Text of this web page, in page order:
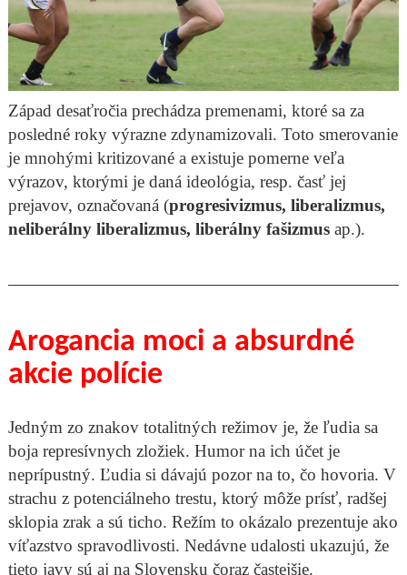
Západ desaťročia prechádza premenami, ktoré sa za
posledné roky výrazne zdynamizovali. Toto smerovanie
je mnohými kritizované a existuje pomerne veľa
výrazov, ktorými je daná ideológia, resp. časť jej
prejavov, označovaná (progresivizmus, liberalizmus,
neliberálny liberalizmus, liberálny fašizmusap.).
Arogancia moci a absurdné
akcie polície
Jedným zo znakov totalitných režimov je, že ľudia sa
boja represívnych zložiek. Humor na ich účet je
neprípustný. Ľudia si dávajú pozor na to, čo hovoria. V
strachu z potenciálneho trestu, ktorý môže prísť, radšej
sklopia zrak a sú ticho. Režím to okázalo prezentuje ako
víťazstvo spravodlivosti. Nedávne udalosti ukazujú, že
tieto javy sú aj na Slovensku čoraz častejšie.